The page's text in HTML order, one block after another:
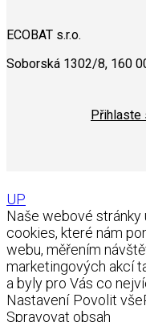
ECOBAT s.r.o.
Soborská 1302/8, 160
Přihlaste
UP
Naše webové stránky
cookies, které nám
webu, měřením
marketingových akcí
a byly pro Vás co
Nastavení Povolit vše
Spravovat obsah